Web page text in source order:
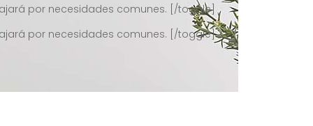
por necesidades comunes. [/toggle]
por necesidades comunes. [/toggle]